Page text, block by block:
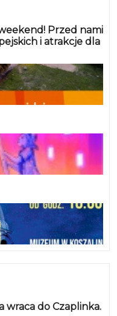
Przed nami
i atrakcje dla
wraca do Czaplinka.